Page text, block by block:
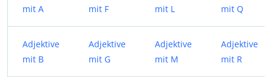
mit A
mit F
mit L
mit Q
Adjektive
mit B
Adjektive
mit G
Adjektive
mit M
Adjektive
mit R